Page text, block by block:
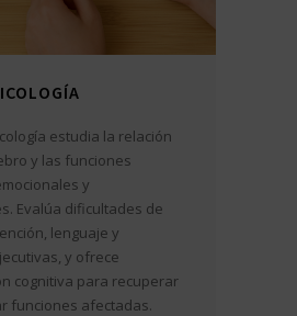
estudia la relación
y las funciones
y
Evalúa dificultades de
lenguaje y
y ofrece
cognitiva para recuperar
funciones afectadas.